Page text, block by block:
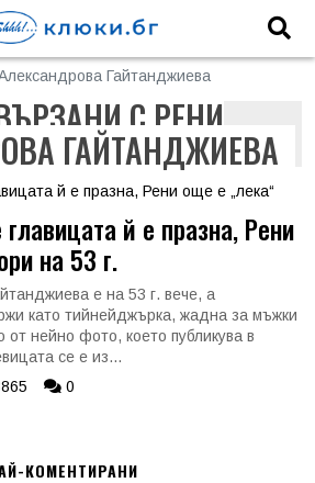
Гайтанджиева
С РЕНИ
ГАЙТАНДЖИЕВА
й е празна, Рени
на 53 г.
е на 53 г. вече, а
като тийнейджърка, жадна за мъжки
от нейно фото, което публикува в
се е из...
0
КОМЕНТИРАНИ